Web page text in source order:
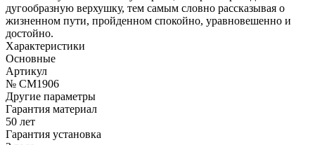
дугообразную верхушку, тем самым словно рассказывая о
жизненном пути, пройденном спокойно, уравновешенно и
достойно.
Характеристики
Основные
Артикул
№ CM1906
Другие параметры
Гарантия материал
50 лет
Гарантия установка